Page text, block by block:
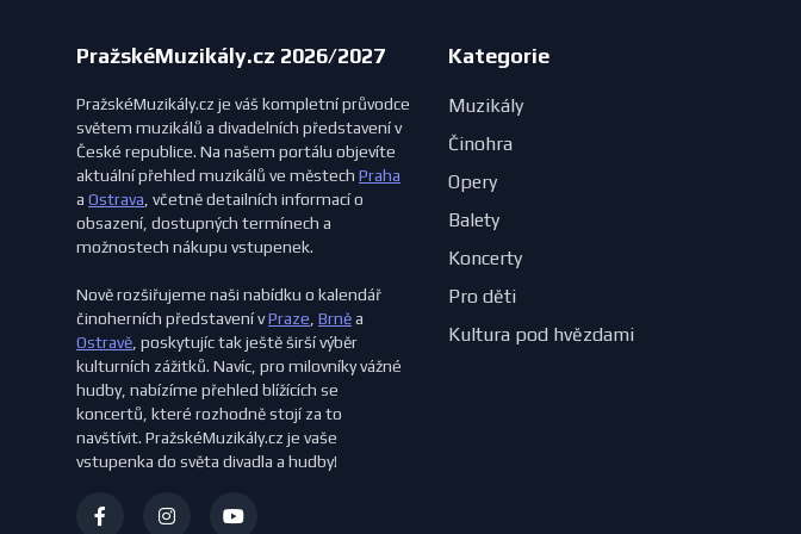
PražskéMuzikály.cz 2026/2027
PražskéMuzikály.cz je váš kompletní průvodce
světem muzikálů a divadelních představení v
České republice. Na našem portálu objevíte
aktuální přehled muzikálů ve městech Praha
a Ostrava, včetně detailních informací o
obsazení, dostupných termínech a
možnostech nákupu vstupenek.
Nově rozšiřujeme naši nabídku o kalendář
činoherních představení vPraze, Brněa
Ostravě, poskytujíc tak ještě širší výběr
kulturních zážitků. Navíc, pro milovníky vážné
hudby, nabízíme přehled blížících se
koncertů, které rozhodně stojí za to
navštívit. PražskéMuzikály.cz je vaše
vstupenka do světa divadla a hudby!
Kategorie
Muzikály
Činohra
Opery
Balety
Koncerty
Pro děti
Kultura pod hvězdami